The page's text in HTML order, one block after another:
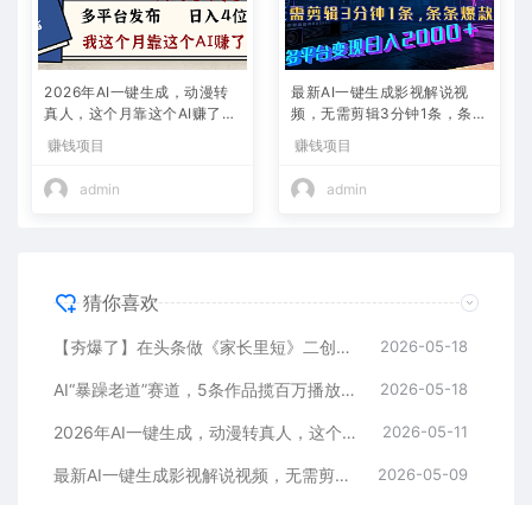
2026年AI一键生成，动漫转
真人，这个月靠这个AI赚了2
赚钱项目
admin
最新AI一键生成影视解说视
频，无需剪辑3分钟1条，条条
+
赚钱项目
admin
猜你喜欢
【夯爆了】在头条做《家长里短》二创小故事，这个月收益2w+ 2026-05-18
AI“暴躁老道”赛道，5条作品揽百万播放！（附变现全攻略） 2026-05-18
2026年AI一键生成，动漫转真人，这个月靠这个AI赚了2W+ 2026-05-11
最新AI一键生成影视解说视频，无需剪辑3分钟1条，条条爆款，多平台变现日入2000+ 2026-05-09